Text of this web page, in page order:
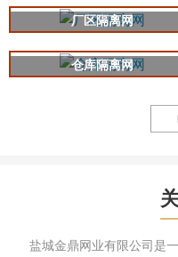
厂区隔离网
仓库隔离网
盐城金鼎网业有限公司是一